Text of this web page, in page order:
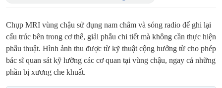
Chụp MRI vùng chậu sử dụng nam châm và sóng radio để ghi lại
cấu trúc bên trong cơ thể, giải phẫu chi tiết mà không cần thực hiện
phẫu thuật. Hình ảnh thu được từ kỹ thuật cộng hưởng từ cho phép
bác sĩ quan sát kỹ lưỡng các cơ quan tại vùng chậu, ngay cả những
phần bị xương che khuất.